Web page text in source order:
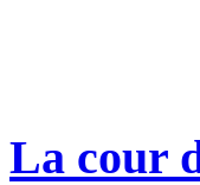
La cour